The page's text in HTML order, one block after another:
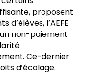
proposent
d’élèves, l’AEFE
non-paiement
Ce-dernier
d’écolage.